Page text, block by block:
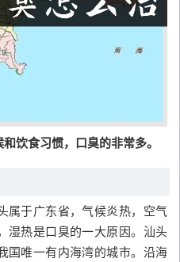
饮食习惯，口臭的非常多。
属于广东省，气候炎热，空气
湿热是口臭的一大原因。汕头
国唯一有内海湾的城市。沿海